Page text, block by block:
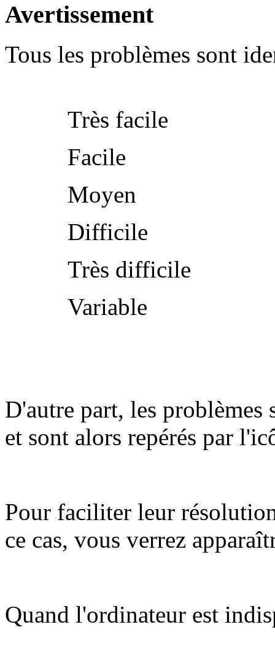
Avertissement
Tous les problèmes sont
Très facile
Facile
Moyen
Difficile
Très difficile
Variable
D'autre part, les problèmes
et sont alors repérés par
Pour faciliter leur
ce cas, vous verrez
Quand l'ordinateur est